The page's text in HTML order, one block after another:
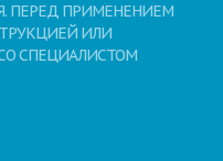
ПЕРЕД ПРИМЕНЕНИЕМ
ИЛИ
СПЕЦИАЛИСТОМ